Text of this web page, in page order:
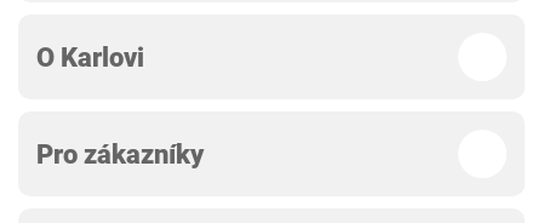
O Karlovi
Pro zákazníky